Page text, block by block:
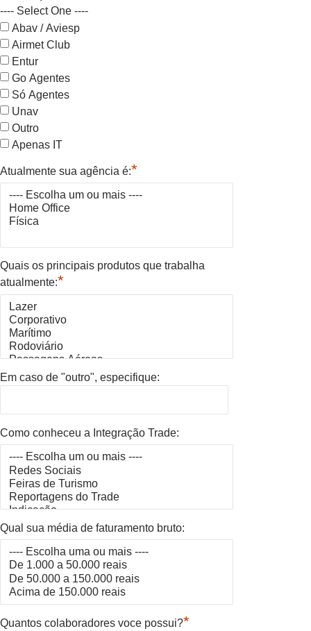
---- Select One ----
Abav / Aviesp
Airmet Club
Entur
Go Agentes
Só Agentes
Unav
Outro
Apenas IT
Atualmente sua agência é:*
Quais os principais produtos que trabalha
atualmente:*
Em caso de "outro", especifique:
Como conheceu a Integração Trade:
Qual sua média de faturamento bruto:
Quantos colaboradores voce possui?*